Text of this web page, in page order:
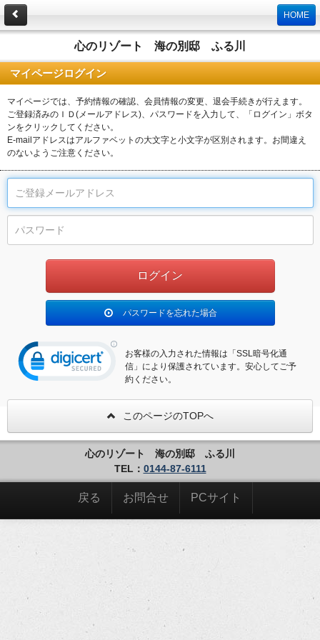
HOME
心のリゾート 海の別邸 ふる川
マイページログイン
マイページでは、予約情報の確認、会員情報の変更、退会手続きが行えます。
ご登録済みのＩＤ(メールアドレス)、パスワードを入力して、「ログイン」ボタ
ンをクリックしてください。
E-mailアドレスはアルファベットの大文字と小文字が区別されます。お間違え
のないようご注意ください。
パスワードを忘れた場合
お客様の入力された情報は「SSL暗号化通
信」により保護されています。安心してご予
約ください。
このページのTOPへ
心のリゾート 海の別邸 ふる川
TEL： 0144-87-6111
戻る お問合せ PCサイト